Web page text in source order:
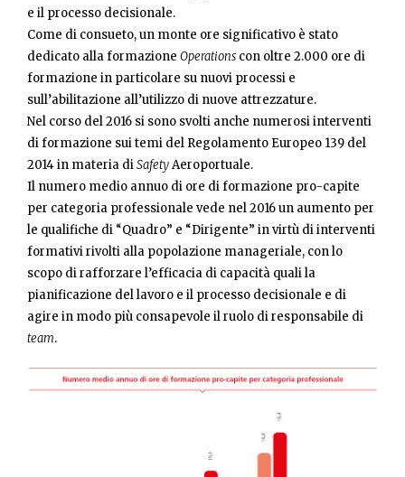
e il processo decisionale.
Come di consueto, un monte ore significativo è stato
dedicato alla formazione Operations con oltre 2.000 ore di
formazione in particolare su nuovi processi e
sull’abilitazione all’utilizzo di nuove attrezzature.
Nel corso del 2016 si sono svolti anche numerosi interventi
di formazione sui temi del Regolamento Europeo 139 del
2014 in materia diSafetyAeroportuale.
Il numero medio annuo di ore di formazione pro-capite
per categoria professionale vede nel 2016 un aumento per
le qualifiche di “Quadro” e “Dirigente” in virtù di interventi
formativi rivolti alla popolazione manageriale, con lo
scopo di rafforzare l’efficacia di capacità quali la
pianificazione del lavoro e il processo decisionale e di
agire in modo più consapevole il ruolo di responsabile di
team.